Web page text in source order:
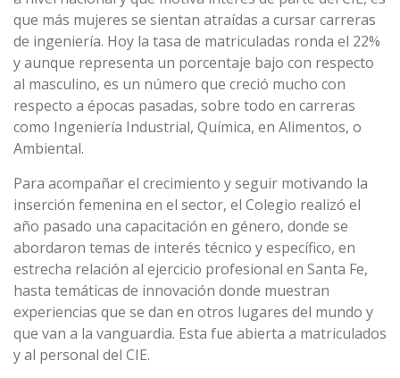
que más mujeres se sientan atraídas a cursar carreras
de ingeniería. Hoy la tasa de matriculadas ronda el 22%
y aunque representa un porcentaje bajo con respecto
al masculino, es un número que creció mucho con
respecto a épocas pasadas, sobre todo en carreras
como Ingeniería Industrial, Química, en Alimentos, o
Ambiental.
Para acompañar el crecimiento y seguir motivando la
inserción femenina en el sector, el Colegio realizó el
año pasado una capacitación en género, donde se
abordaron temas de interés técnico y específico, en
estrecha relación al ejercicio profesional en Santa Fe,
hasta temáticas de innovación donde muestran
experiencias que se dan en otros lugares del mundo y
que van a la vanguardia. Esta fue abierta a matriculados
y al personal del CIE.